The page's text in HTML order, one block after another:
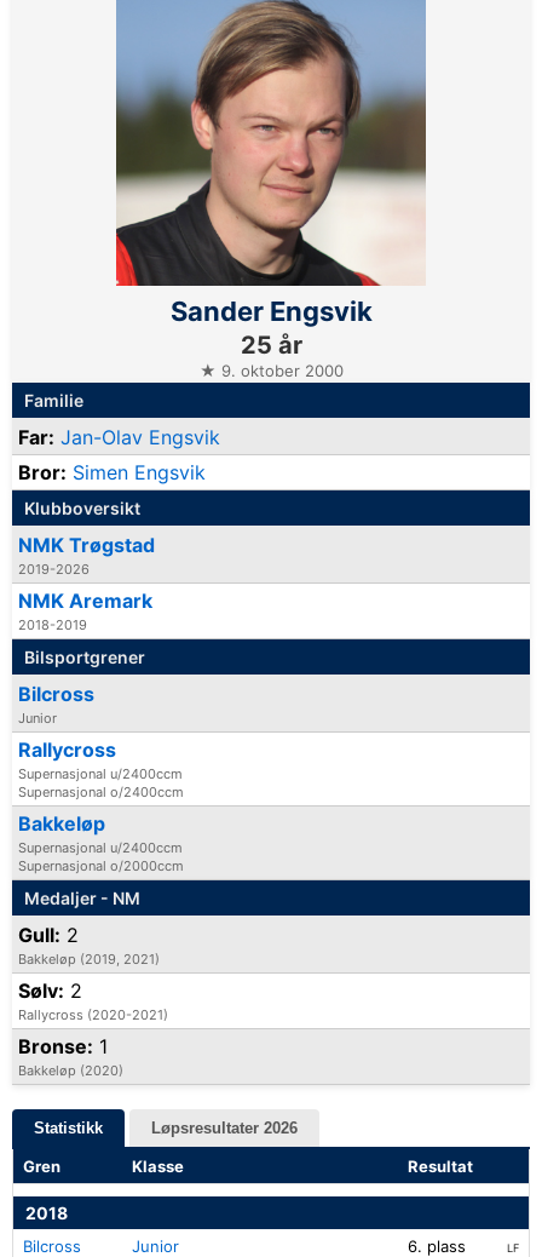
Sander Engsvik
25 år
★ 9. oktober 2000
Familie
Far: Jan-Olav Engsvik
Bror: Simen Engsvik
Klubboversikt
NMK Trøgstad
2019-2026
NMK Aremark
2018-2019
Bilsportgrener
Bilcross
Junior
Rallycross
Supernasjonal u/2400ccm
Supernasjonal o/2400ccm
Bakkeløp
Supernasjonal u/2400ccm
Supernasjonal o/2000ccm
Medaljer - NM
Gull: 2
Bakkeløp (2019, 2021)
Sølv: 2
Rallycross (2020-2021)
Bronse: 1
Bakkeløp (2020)
Statistikk Løpsresultater 2026
Gren Klasse Resultat
2018
Bilcross Junior 6. plass LF